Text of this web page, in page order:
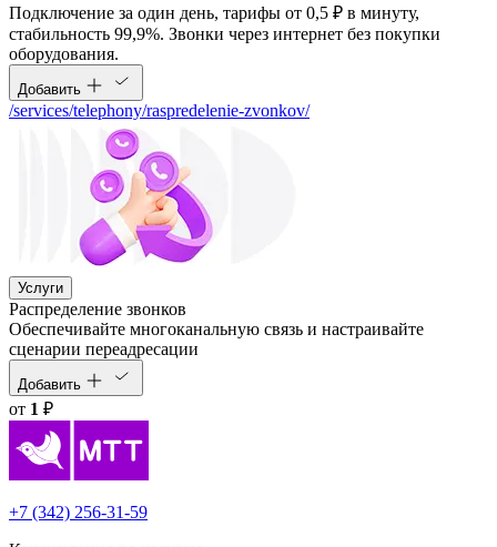
Подключение за один день, тарифы от 0,5 ₽ в минуту,
стабильность 99,9%. Звонки через интернет без покупки
оборудования.
Добавить
/services/telephony/raspredelenie-zvonkov/
Услуги
Распределение звонков
Обеспечивайте многоканальную связь и настраивайте
сценарии переадресации
Добавить
от 1 ₽
+7 (342) 256-31-59